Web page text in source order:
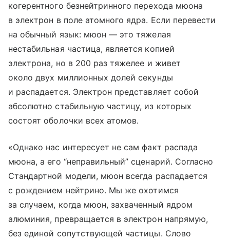
когерентного безнейтринного перехода мюона
в электрон в поле атомного ядра. Если перевести
на обычный язык: мюон — это тяжелая
нестабильная частица, является копией
электрона, но в 200 раз тяжелее и живет
около двух миллионных долей секунды
и распадается. Электрон представляет собой
абсолютно стабильную частицу, из которых
состоят оболочки всех атомов.
«Однако нас интересует не сам факт распада
мюона, а его “неправильный” сценарий. Согласно
Стандартной модели, мюон всегда распадается
с рождением нейтрино. Мы же охотимся
за случаем, когда мюон, захваченный ядром
алюминия, превращается в электрон напрямую,
без единой сопутствующей частицы. Слово